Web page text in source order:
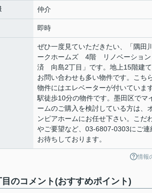
仲介
即時
ぜひ一度見ていただきたい、「隅田
ークホームズ 4階 リノベーション
済 向島2丁目」です。地上15階建
お問い合わせも多い物件です。こち
物件にはエレベーターが付いています
駅徒歩10分の物件です。墨田区でマ
ームのご購入を検討している方は、
ンピアホームにお任せ下さい。こだ
やご要望など、03-6807-0303にご連
お待ちしております。
情報
コメント(おすすめポイント)